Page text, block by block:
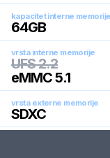
kapacitet interne memorije
64GB
vrsta interne memorije
UFS 2.2
eMMC 5.1
vrsta externe memorije
SDXC